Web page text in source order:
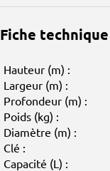
Fiche technique
Hauteur (m) :
Largeur (m) :
Profondeur (m) :
Poids (kg) :
Diamètre (m) :
Clé :
Capacité (L) :